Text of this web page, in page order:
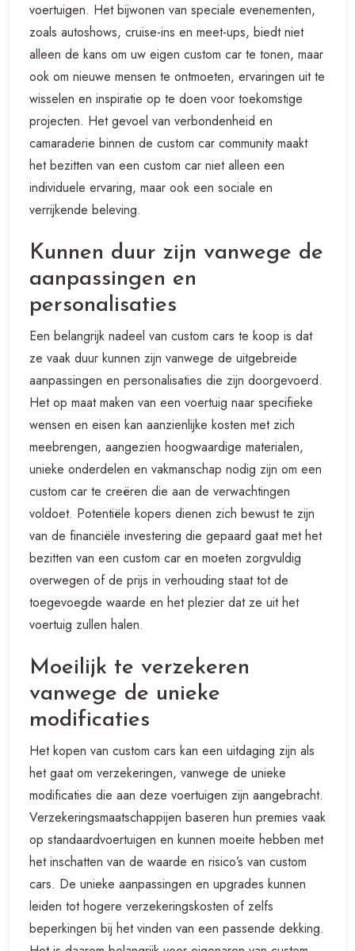
voertuigen. Het bijwonen van speciale evenementen,
zoals autoshows, cruise-ins en meet-ups, biedt niet
alleen de kans om uw eigen custom car te tonen, maar
ook om nieuwe mensen te ontmoeten, ervaringen uit te
wisselen en inspiratie op te doen voor toekomstige
projecten. Het gevoel van verbondenheid en
camaraderie binnen de custom car community maakt
het bezitten van een custom car niet alleen een
individuele ervaring, maar ook een sociale en
verrijkende beleving.
Kunnen duur zijn vanwege de
aanpassingen en
personalisaties
Een belangrijk nadeel van custom cars te koop is dat
ze vaak duur kunnen zijn vanwege de uitgebreide
aanpassingen en personalisaties die zijn doorgevoerd.
Het op maat maken van een voertuig naar specifieke
wensen en eisen kan aanzienlijke kosten met zich
meebrengen, aangezien hoogwaardige materialen,
unieke onderdelen en vakmanschap nodig zijn om een
custom car te creëren die aan de verwachtingen
voldoet. Potentiële kopers dienen zich bewust te zijn
van de financiële investering die gepaard gaat met het
bezitten van een custom car en moeten zorgvuldig
overwegen of de prijs in verhouding staat tot de
toegevoegde waarde en het plezier dat ze uit het
voertuig zullen halen.
Moeilijk te verzekeren
vanwege de unieke
modificaties
Het kopen van custom cars kan een uitdaging zijn als
het gaat om verzekeringen, vanwege de unieke
modificaties die aan deze voertuigen zijn aangebracht.
Verzekeringsmaatschappijen baseren hun premies vaak
op standaardvoertuigen en kunnen moeite hebben met
het inschatten van de waarde en risico’s van custom
cars. De unieke aanpassingen en upgrades kunnen
leiden tot hogere verzekeringskosten of zelfs
beperkingen bij het vinden van een passende dekking.